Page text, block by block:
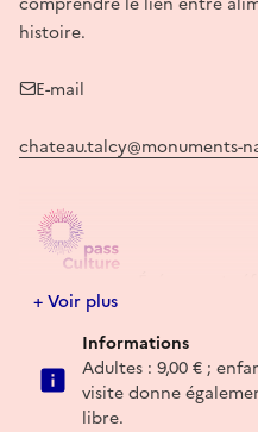
histoire.
E-mail
chateau.talcy@monuments-
+ Voir plus
Informations
Adultes : 9,00 € ;
visite donne
libre.